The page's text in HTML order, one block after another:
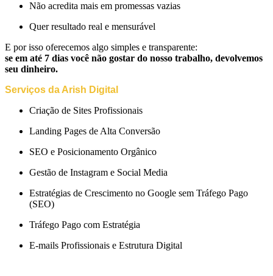
Não acredita mais em promessas vazias
Quer resultado real e mensurável
E por isso oferecemos algo simples e transparente:
se em até 7 dias você não gostar do nosso trabalho, devolvemos
seu dinheiro.
Serviços da Arish Digital
Criação de Sites Profissionais
Landing Pages de Alta Conversão
SEO e Posicionamento Orgânico
Gestão de Instagram e Social Media
Estratégias de Crescimento no Google sem Tráfego Pago
(SEO)
Tráfego Pago com Estratégia
E-mails Profissionais e Estrutura Digital